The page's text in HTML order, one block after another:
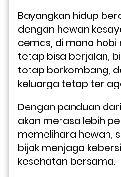
Bayangkan hidup
dengan hewan
cemas, di mana
tetap bisa berjalan,
tetap berkembang,
keluarga tetap
Dengan panduan
akan merasa lebih
memelihara hewan,
bijak menjaga
kesehatan bersama.